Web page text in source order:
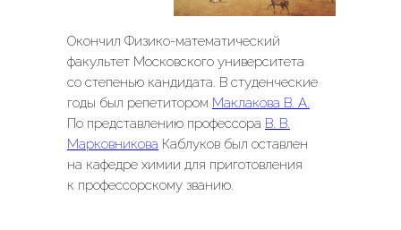
Окончил Физико-математический
факультет Московского университета
со степенью кандидата. В студенческие
годы был репетитором Маклакова В. А.
По представлению профессора В. В.
Марковникова Каблуков был оставлен
на кафедре химии для приготовления
к профессорскому званию.